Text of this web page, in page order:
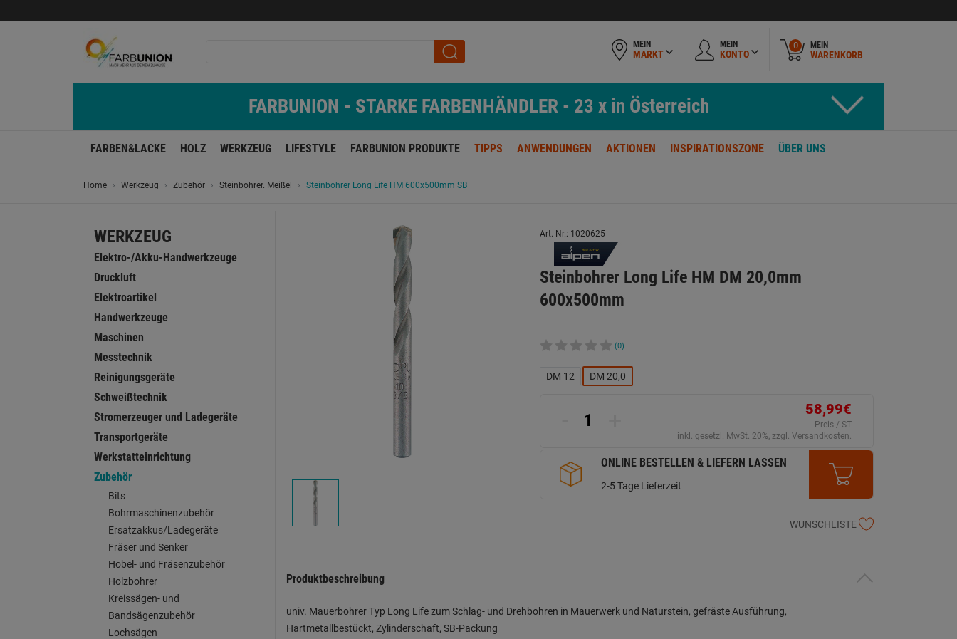
MEIN
MARKT
MEIN
KONTO
0 MEIN
WARENKORB
FARBUNION - STARKE FARBENHÄNDLER - 23 x in Österreich
FARBEN&LACKE HOLZ WERKZEUG LIFESTYLE FARBUNION PRODUKTE TIPPS ANWENDUNGEN AKTIONEN INSPIRATIONSZONE ÜBER UNS
Home Werkzeug Zubehör Steinbohrer. Meißel Steinbohrer Long Life HM 600x500mm SB
WERKZEUG
Elektro-/Akku-Handwerkzeuge
Druckluft
Elektroartikel
Handwerkzeuge
Maschinen
Messtechnik
Reinigungsgeräte
Schweißtechnik
Stromerzeuger und Ladegeräte
Transportgeräte
Werkstatteinrichtung
Zubehör
Bits
Bohrmaschinenzubehör
Ersatzakkus/Ladegeräte
Fräser und Senker
Hobel- und Fräsenzubehör
Holzbohrer
Kreissägen- und
Bandsägenzubehör
Lochsägen
Art. Nr.: 1020625
Steinbohrer Long Life HM DM 20,0mm
600x500mm
(0)
DM 12 DM 20,0
58,99€
Preis / ST
inkl. gesetzl. MwSt. 20%, zzgl. Versandkosten.
ONLINE BESTELLEN & LIEFERN LASSEN
2-5 Tage Lieferzeit
WUNSCHLISTE
Produktbeschreibung
univ. Mauerbohrer Typ Long Life zum Schlag- und Drehbohren in Mauerwerk und Naturstein, gefräste Ausführung,
Hartmetallbestückt, Zylinderschaft, SB-Packung